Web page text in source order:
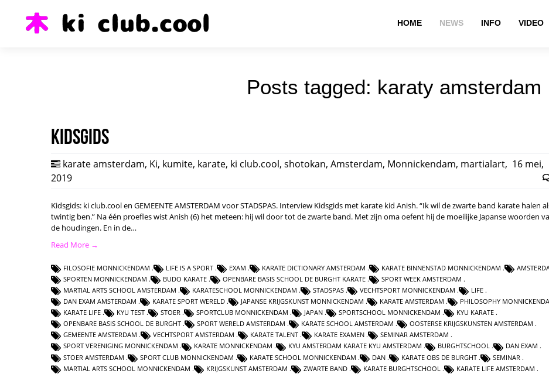
HOME NEWS INFO VIDEO
Posts tagged: karaty amsterdam
Kidsgids
karate amsterdam, Ki, kumite, karate, ki club.cool, shotokan, Amsterdam, Monnickendam, martialart, 16 mei,
2019
Kidsgids: ki club.cool en GEMEENTE AMSTERDAM voor STADSPAS. Interview Kidsgids met karate kid Anish. “Ik wil de zwarte band karate halen
twintig ben.” Na één proefles wist Anish (6) het meteen: hij wil door tot de zwarte band. Met zijn oma oefent hij de moeilijke Japanse woorden
de houdingen. En in de…
Read More →
FILOSOFIE MONNICKENDAM LIFE IS A SPORT EXAM KARATE DICTIONARY AMSTERDAM KARATE BINNENSTAD MONNICKENDAM
SPORTEN MONNICKENDAM
BUDO KARATE OPENBARE BASIS SCHOOL DE BURGHT KARATE
SPORT WEEK AMSTERDAM
MARTIAL ARTS SCHOOL AMSTERDAM
KARATESCHOOL MONNICKENDAM STADSPAS VECHTSPORT MONNICKENDAM
LIFE
DAN EXAM AMSTERDAM
KARATE SPORT WERELD JAPANSE KRIJGSKUNST MONNICKENDAM KARATE AMSTERDAM
PHILOSOPHY
KARATE LIFE
KYU TEST STOER SPORTCLUB MONNICKENDAM JAPAN SPORTSCHOOL MONNICKENDAM
KYU KARATE
OPENBARE BASIS SCHOOL DE BURGHT
SPORT WERELD AMSTERDAM KARATE SCHOOL AMSTERDAM
OOSTERSE KRIJGSKUNSTEN AMSTERDAM
GEMEENTE AMSTERDAM
VECHTSPORT AMSTERDAM KARATE TALENT KARATE EXAMEN
SEMINAR AMSTERDAM
SPORT VERENIGING MONNICKENDAM
KARATE MONNICKENDAM KYU AMSTERDAM KARATE KYU AMSTERDAM BURGHTSCHOOL
DAN EXAM
STOER AMSTERDAM
SPORT CLUB MONNICKENDAM KARATE SCHOOL MONNICKENDAM DAN KARATE OBS DE BURGHT
SEMINAR
MARTIAL ARTS SCHOOL MONNICKENDAM
KRIJGSKUNST AMSTERDAM ZWARTE BAND KARATE BURGHTSCHOOL
KARATE LIFE AMSTERDAM